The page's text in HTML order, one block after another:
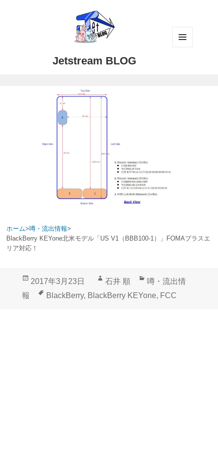
Jetstream BLOG
ホーム>噂・流出情報>
BlackBerry KEYone北米モデル「US V1（BBB100-1）」FOMAプラスエ
リア対応！
投
2017年3月23日
作
成
石井 順
カ
テ
噂・流出情
報
タ
BlackBerry, BlackBerry KEYone, FCC